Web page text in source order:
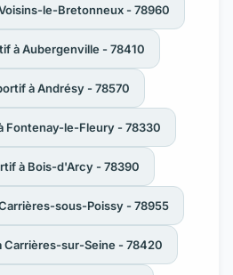
le-Bretonneux - 78960
à Aubergenville - 78410
à Andrésy - 78570
Fontenay-le-Fleury - 78330
à Bois-d'Arcy - 78390
sous-Poissy - 78955
Carrières-sur-Seine - 78420